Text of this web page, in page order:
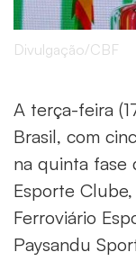
Divulgação/CBF
A terça-feira
Brasil, com
na quinta fase
Esporte
Ferroviário
Paysandu